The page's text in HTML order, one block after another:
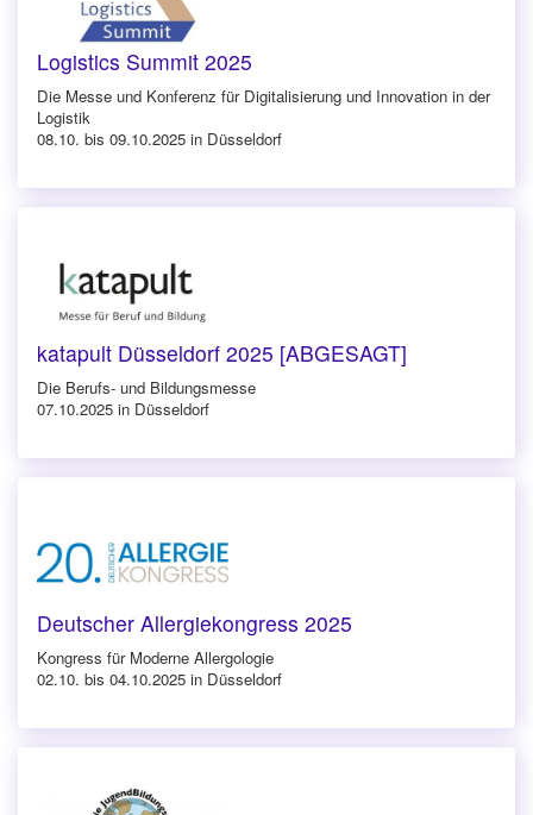
Logistics Summit 2025
Die Messe und Konferenz für Digitalisierung und Innovation in der
Logistik
08.10. bis 09.10.2025 in Düsseldorf
katapult Düsseldorf 2025 [ABGESAGT]
Die Berufs- und Bildungsmesse
07.10.2025 in Düsseldorf
Deutscher Allergiekongress 2025
Kongress für Moderne Allergologie
02.10. bis 04.10.2025 in Düsseldorf